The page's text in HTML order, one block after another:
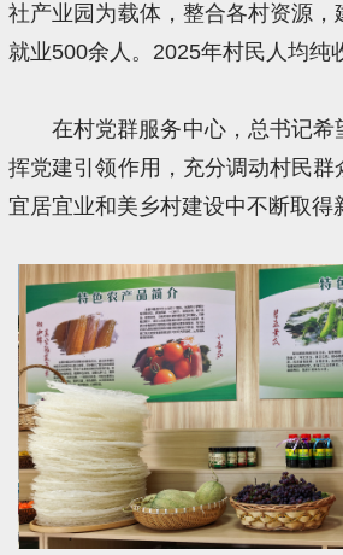
社产业园为载体，整合各村资源
就业500余人。2025年村民人均纯
在村党群服务中心，总书记
挥党建引领作用，充分调动村民
宜居宜业和美乡村建设中不断取得